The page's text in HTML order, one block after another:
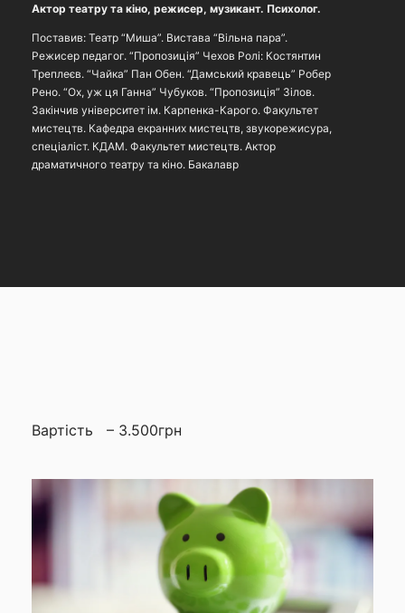
Актор театру та кіно, режисер, музикант. Психолог.
Поставив: Театр “Миша”. Вистава “Вільна пара”.
Режисер педагог. “Пропозиція” Чехов Ролі: Костянтин
Треплеєв. “Чайка” Пан Обен. “Дамський кравець” Робер
Рено. “Ох, уж ця Ганна” Чубуков. “Пропозиція” Зілов.
Закінчив університет ім. Карпенка-Карого. Факультет
мистецтв. Кафедра екранних мистецтв, звукорежисура,
спеціаліст. КДАМ. Факультет мистецтв. Актор
драматичного театру та кіно. Бакалавр
Вартість – 3.500грн